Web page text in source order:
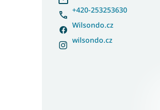
+420-253253630
Wilsondo.cz
wilsondo.cz